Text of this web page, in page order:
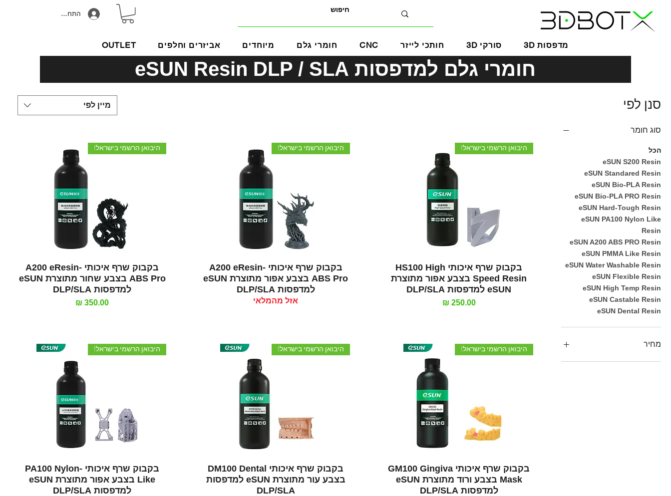
התחבר/הירשם
OUTLET אביזרים וחלפים מיוחדים חומרי גלם CNC חותכי לייזר 3D סורקי 3D מדפסות
חומרי גלם למדפסות eSUN Resin DLP / SLA
סנן לפי
סוג חומר
הכל
eSUN S200 Resin
eSUN Standared Resin
eSUN Bio-PLA Resin
eSUN Bio-PLA PRO Resin
eSUN Hard-Tough Resin
eSUN PA100 Nylon Like
Resin
eSUN A200 ABS PRO Resin
eSUN PMMA Like Resin
eSUN Water Washable Resin
eSUN Flexible Resin
eSUN High Temp Resin
eSUN Castable Resin
eSUN Dental Resin
מחיר
מיין לפי
תצוגה מהירה
היבואן הרשמי בישראל!
בקבוק שרף איכותי HS100 High
Speed Resin בצבע אפור מתוצרת
eSUN למדפסות DLP/SLA
מחיר‏250.00 ‏₪
תצוגה מהירה
היבואן הרשמי בישראל!
בקבוק שרף איכותי A200 eResin-
ABS Pro בצבע אפור מתוצרת eSUN
למדפסות DLP/SLA
אזל מהמלאי
תצוגה מהירה
היבואן הרשמי בישראל!
בקבוק שרף איכותי A200 eResin-
ABS Pro בצבע שחור מתוצרת eSUN
למדפסות DLP/SLA
מחיר
תצוגה מהירה
היבואן הרשמי בישראל!
בקבוק שרף איכותי GM100 Gingiva
Mask בצבע ורוד מתוצרת eSUN
למדפסות DLP/SLA
תצוגה מהירה
היבואן הרשמי בישראל!
בקבוק שרף איכותי DM100 Dental
בצבע עור מתוצרת eSUN למדפסות
DLP/SLA
תצוגה מהירה
היבואן הרשמי בישראל!
בקבוק שרף איכותי PA100 Nylon-
Like בצבע אפור מתוצרת eSUN
למדפסות DLP/SLA